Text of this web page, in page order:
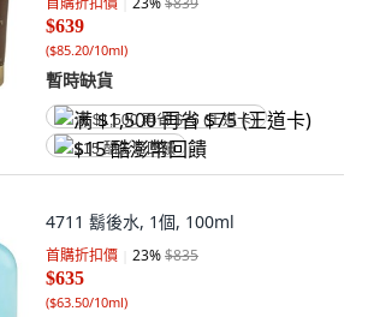
$639
($85.20/10ml)
暫時缺貨
满 $1,500 再省 $75 (王道卡)
$15 酷澎幣回饋
4711 鬍後水, 1個, 100ml
首購折扣價 23%$835
$635
($63.50/10ml)